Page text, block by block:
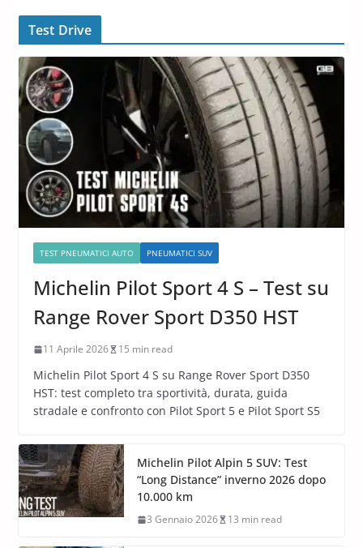
Test Drive
TEST PNEUMATICI AUTO PNEUMATICI SUV
Michelin Pilot Sport 4 S – Test su
Range Rover Sport D350 HST
11 Aprile 2026 15 min read
Michelin Pilot Sport 4 S su Range Rover Sport D350
HST: test completo tra sportività, durata, guida
stradale e confronto con Pilot Sport 5 e Pilot Sport S5
Michelin Pilot Alpin 5 SUV: Test
“Long Distance” inverno 2026 dopo
10.000 km
3 Gennaio 2026 13 min read